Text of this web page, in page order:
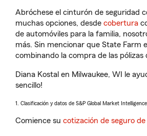
Abróchese el cinturón de seguridad
muchas opciones, desde cobertura
de automóviles para la familia,
más. Sin mencionar que State Farm
combinando la compra de las
Diana Kostal en Milwaukee, WI le
sencillo!
1. Clasificación y datos de S&P Global Market
Comience su cotización de seguro